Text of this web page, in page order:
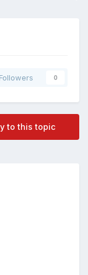
Followers 0
to this topic